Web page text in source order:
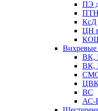
ПЭ
ПТН
КсД
ЦН
Вихревые
ВК,
ВК,
ВС
АС-